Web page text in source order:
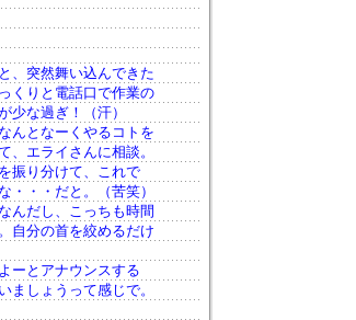
、突然舞い込んできた
くりと電話口で作業の
少な過ぎ！（汗）
んとなーくやるコトを
、エライさんに相談。
振り分けて、これで
・・・だと。（苦笑）
んだし、こっちも時間
自分の首を絞めるだけ
ーとアナウンスする
ましょうって感じで。